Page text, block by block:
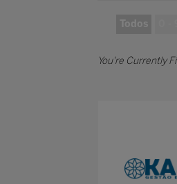
Todos